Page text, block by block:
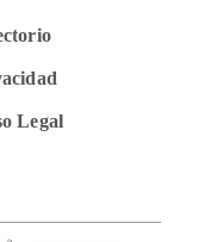
Legal